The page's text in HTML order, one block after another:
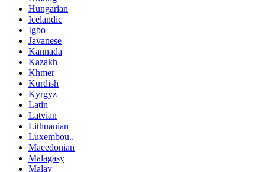
Hungarian
Icelandic
Igbo
Javanese
Kannada
Kazakh
Khmer
Kurdish
Kyrgyz
Latin
Latvian
Lithuanian
Luxembou..
Macedonian
Malagasy
Malay